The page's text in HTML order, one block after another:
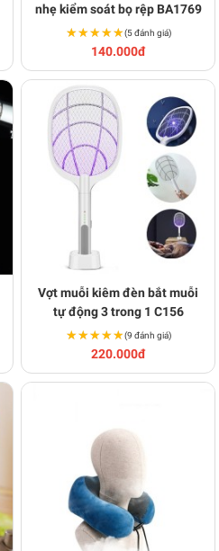
nhẹ kiểm soát bọ rệp BA1769
★★★★★
★★★★★(5 đánh giá)
140.000đ
Vợt muỗi kiêm đèn bắt muỗi
tự động 3 trong 1 C156
★★★★★
★★★★★(9 đánh giá)
220.000đ